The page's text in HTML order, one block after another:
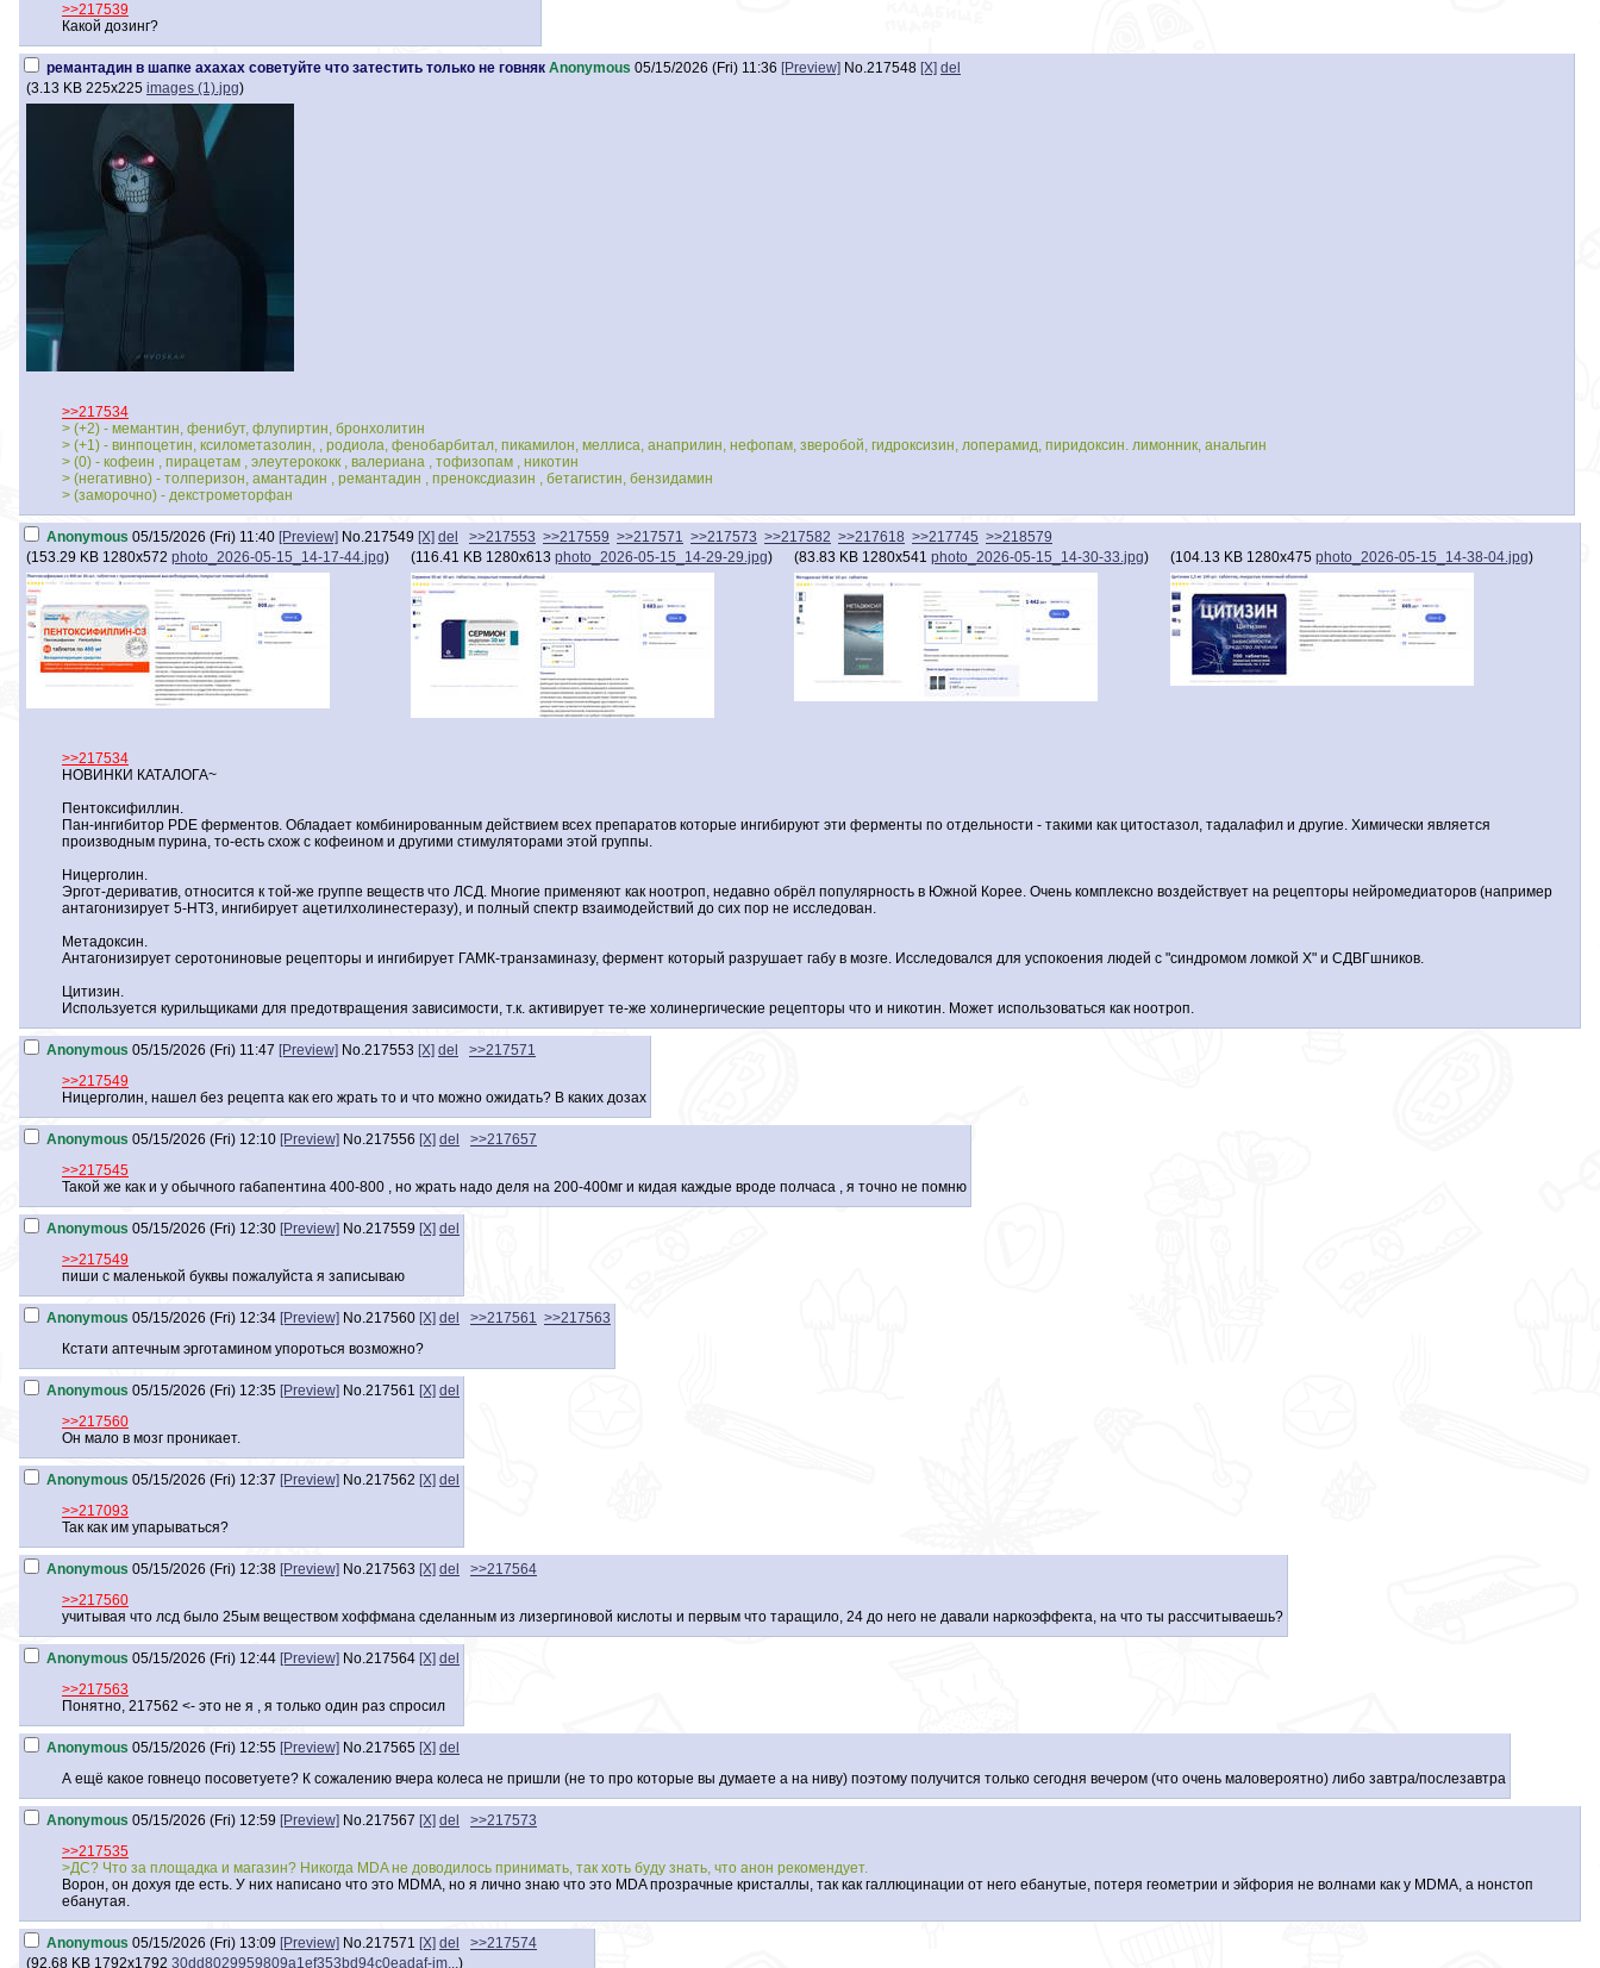
>>217539
Какой дозинг?
ремантадин в шапке ахахах советуйте что затестить только не говняк Anonymous 05/15/2026 (Fri) 11:36 [Preview] No.217548 [X] del
(3.13 KB 225x225 images (1).jpg)
>>217534
> (+2) - мемантин, фенибут, флупиртин, бронхолитин
> (+1) - винпоцетин, ксилометазолин, , родиола, фенобарбитал, пикамилон, меллиса, анаприлин, нефопам, зверобой, гидроксизин, лоперамид, пиридоксин. лимонник, анальгин
> (0) - кофеин , пирацетам , элеутерококк , валериана , тофизопам , никотин
> (негативно) - толперизон, амантадин , ремантадин , преноксдиазин , бетагистин, бензидамин
> (заморочно) - декстрометорфан
Anonymous 05/15/2026 (Fri) 11:40 [Preview] No.217549 [X] del >>217553 >>217559 >>217571 >>217573 >>217582 >>217618 >>217745 >>218579
(153.29 KB 1280x572 photo_2026-05-15_14-17-44.jpg) (116.41 KB 1280x613 photo_2026-05-15_14-29-29.jpg) (83.83 KB 1280x541 photo_2026-05-15_14-30-33.jpg) (104.13 KB 1280x475 photo_2026-05-15_14-38-04.jpg)
>>217534
НОВИНКИ КАТАЛОГА~
Пентоксифиллин.
Пан-ингибитор PDE ферментов. Обладает комбинированным действием всех препаратов которые ингибируют эти ферменты по отдельности - такими как цитостазол, тадалафил и другие. Химически является
производным пурина, то-есть схож с кофеином и другими стимуляторами этой группы.
Ницерголин.
Эргот-дериватив, относится к той-же группе веществ что ЛСД. Многие применяют как ноотроп, недавно обрёл популярность в Южной Корее. Очень комплексно воздействует на рецепторы нейромедиаторов (например
антагонизирует 5-HT3, ингибирует ацетилхолинестеразу), и полный спектр взаимодействий до сих пор не исследован.
Метадоксин.
Антагонизирует серотониновые рецепторы и ингибирует ГАМК-транзаминазу, фермент который разрушает габу в мозге. Исследовался для успокоения людей с "синдромом ломкой X" и СДВГшников.
Цитизин.
Используется курильщиками для предотвращения зависимости, т.к. активирует те-же холинергические рецепторы что и никотин. Может использоваться как ноотроп.
Anonymous 05/15/2026 (Fri) 11:47 [Preview] No.217553 [X] del
>>217571
>>217549
Ницерголин, нашел без рецепта как его жрать то и что можно ожидать? В каких дозах
Anonymous 05/15/2026 (Fri) 12:10 [Preview] No.217556 [X] del
>>217657
>>217545
Такой же как и у обычного габапентина 400-800 , но жрать надо деля на 200-400мг и кидая каждые вроде полчаса , я точно не помню
Anonymous 05/15/2026 (Fri) 12:30 [Preview] No.217559 [X] del
>>217549
пиши с маленькой буквы пожалуйста я записываю
Anonymous 05/15/2026 (Fri) 12:34 [Preview] No.217560 [X] del >>217561 >>217563
Кстати аптечным эрготамином упороться возможно?
Anonymous 05/15/2026 (Fri) 12:35 [Preview] No.217561 [X] del
>>217560
Он мало в мозг проникает.
Anonymous 05/15/2026 (Fri) 12:37 [Preview] No.217562 [X] del
>>217093
Так как им упарываться?
Anonymous 05/15/2026 (Fri) 12:38 [Preview] No.217563 [X] del
>>217564
>>217560
учитывая что лсд было 25ым веществом хоффмана сделанным из лизергиновой кислоты и первым что таращило, 24 до него не давали наркоэффекта, на что ты рассчитываешь?
Anonymous 05/15/2026 (Fri) 12:44 [Preview] No.217564 [X] del
>>217563
Понятно, 217562 <- это не я , я только один раз спросил
Anonymous 05/15/2026 (Fri) 12:55 [Preview] No.217565 [X] del
А ещё какое говнецо посоветуете? К сожалению вчера колеса не пришли (не то про которые вы думаете а на ниву) поэтому получится только сегодня вечером (что очень маловероятно) либо завтра/послезавтра
Anonymous 05/15/2026 (Fri) 12:59 [Preview] No.217567 [X] del
>>217573
>>217535
>ДС? Что за площадка и магазин? Никогда MDA не доводилось принимать, так хоть буду знать, что анон рекомендует.
Ворон, он дохуя где есть. У них написано что это MDMA, но я лично знаю что это MDA прозрачные кристаллы, так как галлюцинации от него ебанутые, потеря геометрии и эйфория не волнами как у MDMA, а нонстоп
ебанутая.
Anonymous 05/15/2026 (Fri) 13:09 [Preview] No.217571 [X] del
>>217574
(92.68 KB 1792x1792 30dd8029959809a1ef353bd94c0eadaf-im...)